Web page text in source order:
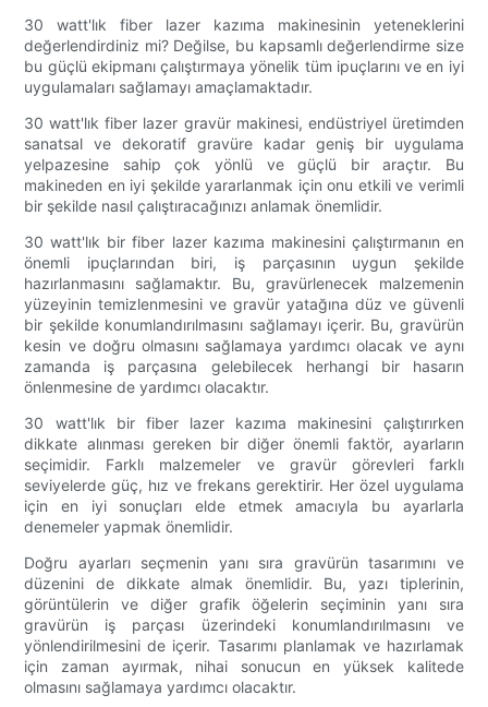
30 watt'lık fiber lazer kazıma makinesinin yeteneklerini
değerlendirdiniz mi? Değilse, bu kapsamlı değerlendirme size
bu güçlü ekipmanı çalıştırmaya yönelik tüm ipuçlarını ve en iyi
uygulamaları sağlamayı amaçlamaktadır.
30 watt'lık fiber lazer gravür makinesi, endüstriyel üretimden
sanatsal ve dekoratif gravüre kadar geniş bir uygulama
yelpazesine sahip çok yönlü ve güçlü bir araçtır. Bu
makineden en iyi şekilde yararlanmak için onu etkili ve verimli
bir şekilde nasıl çalıştıracağınızı anlamak önemlidir.
30 watt'lık bir fiber lazer kazıma makinesini çalıştırmanın en
önemli ipuçlarından biri, iş parçasının uygun şekilde
hazırlanmasını sağlamaktır. Bu, gravürlenecek malzemenin
yüzeyinin temizlenmesini ve gravür yatağına düz ve güvenli
bir şekilde konumlandırılmasını sağlamayı içerir. Bu, gravürün
kesin ve doğru olmasını sağlamaya yardımcı olacak ve aynı
zamanda iş parçasına gelebilecek herhangi bir hasarın
önlenmesine de yardımcı olacaktır.
30 watt'lık bir fiber lazer kazıma makinesini çalıştırırken
dikkate alınması gereken bir diğer önemli faktör, ayarların
seçimidir. Farklı malzemeler ve gravür görevleri farklı
seviyelerde güç, hız ve frekans gerektirir. Her özel uygulama
için en iyi sonuçları elde etmek amacıyla bu ayarlarla
denemeler yapmak önemlidir.
Doğru ayarları seçmenin yanı sıra gravürün tasarımını ve
düzenini de dikkate almak önemlidir. Bu, yazı tiplerinin,
görüntülerin ve diğer grafik öğelerin seçiminin yanı sıra
gravürün iş parçası üzerindeki konumlandırılmasını ve
yönlendirilmesini de içerir. Tasarımı planlamak ve hazırlamak
için zaman ayırmak, nihai sonucun en yüksek kalitede
olmasını sağlamaya yardımcı olacaktır.